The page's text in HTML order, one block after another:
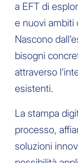
a EFT di
e nuovi ambiti
Nascono
bisogni
attraverso
esistenti.
La stampa
processo,
soluzioni